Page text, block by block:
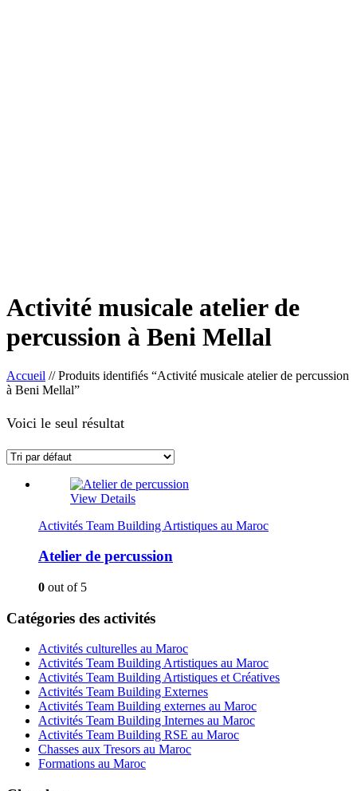
Activité musicale atelier de
percussion à Beni Mellal
Accueil //Produits identifiés “Activité musicale atelier de percussion
à Beni Mellal”
Voici le seul résultat
View Details
Activités Team Building Artistiques au Maroc
Atelier de percussion
0 out of 5
Catégories des activités
Activités culturelles au Maroc
Activités Team Building Artistiques au Maroc
Activités Team Building Artistiques et Créatives
Activités Team Building Externes
Activités Team Building externes au Maroc
Activités Team Building Internes au Maroc
Activités Team Building RSE au Maroc
Chasses aux Tresors au Maroc
Formations au Maroc